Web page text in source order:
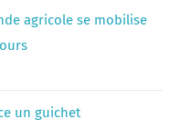
agricole se mobilise
un guichet